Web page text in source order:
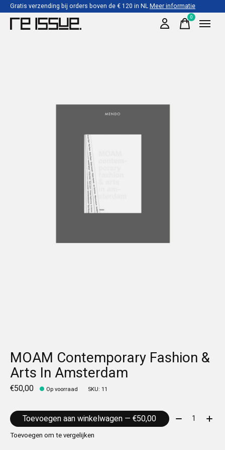
Gratis verzending bij orders boven de € 120 in NLMeer informatie
0items
MOAM Contemporary Fashion &
Arts In Amsterdam
€50,00 Op voorraad SKU: 11
Toevoegen aan winkelwagen — €50,00 Aantal:
Toevoegen om te vergelijken